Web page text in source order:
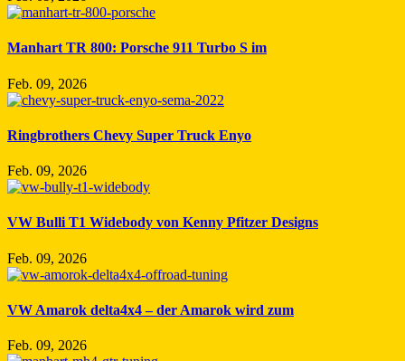
Manhart TR 800: Porsche 911 Turbo S im
Feb. 09, 2026
Ringbrothers Chevy Super Truck Enyo
Feb. 09, 2026
VW Bulli T1 Widebody von Kenny Pfitzer Designs
Feb. 09, 2026
VW Amarok delta4x4 – der Amarok wird zum
Feb. 09, 2026